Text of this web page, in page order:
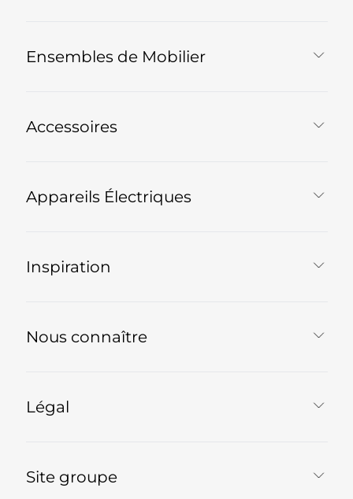
Ensembles de Mobilier
Accessoires
Appareils Électriques
Inspiration
Nous connaître
Légal
Site groupe